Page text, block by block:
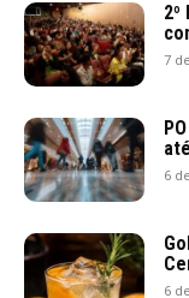
2º
7
6
6